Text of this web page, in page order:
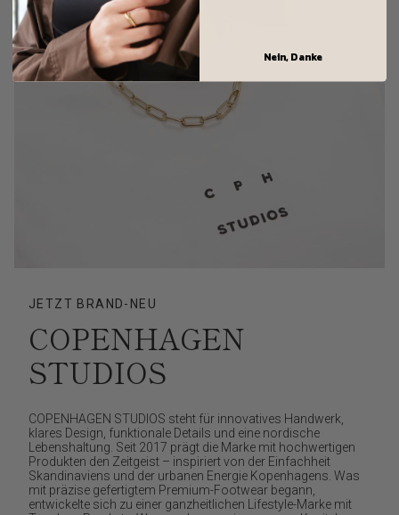
JETZT BRAND-NEU
COPENHAGEN
STUDIOS
COPENHAGEN STUDIOS steht für innovatives Handwerk,
klares Design, funktionale Details und eine nordische
Lebenshaltung. Seit 2017 prägt die Marke mit hochwertigen
Produkten den Zeitgeist – inspiriert von der Einfachheit
Skandinaviens und der urbanen Energie Kopenhagens. Was
mit präzise gefertigtem Premium-Footwear begann,
entwickelte sich zu einer ganzheitlichen Lifestyle-Marke mit
Nein, Danke